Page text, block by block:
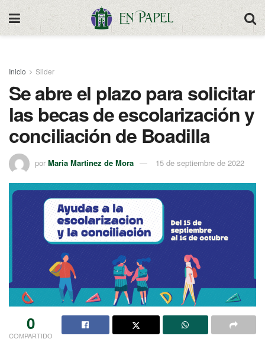
Inicio Slider
Se abre el plazo para solicitar
las becas de escolarización y
conciliación de Boadilla
por Maria Martinez de Mora 15 de septiembre de 2022
0
COMPARTIDO